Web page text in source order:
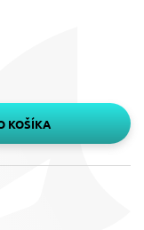
KOŠÍKA